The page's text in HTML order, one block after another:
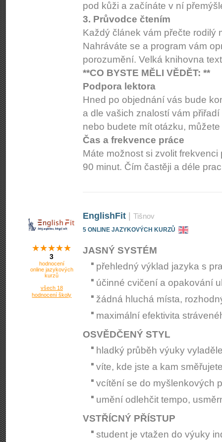
pod kůži a začínáte v ní
3. Průvodce čtením
Každý článek vám přečte rodilý
Nahráváte se a program vám
porozumění. Velká knihovna
**CO BYSTE MĚLI VĚDĚT: **
Podpora lektora
Hned po objednání vás bude
a dle vašich znalostí vám
nebo budete mít otázku,
Čas a frekvence práce
Máte možnost si zvolit
90 minut. Čím častěji a déle
EnglishFit Tišnov
5 ONLINE JAZYKOVÝCH KURZŮ
3
hodnocení
online jazykových
kurzů
všech 18
hodnocení školy
JASNÝ SYSTÉM
přehledný výklad jazyka s
účinné cvičení a opakování
žádná hluchá místa,
maximální efektivita
OSVĚDČENÝ STYL
hladký průběh výuky
víte, kde jste a kam
vcítění se do myšlenkových
umění odlehčit tempo,
VSTŘÍCNÝ PŘÍSTUP
student je vtažen do výuky